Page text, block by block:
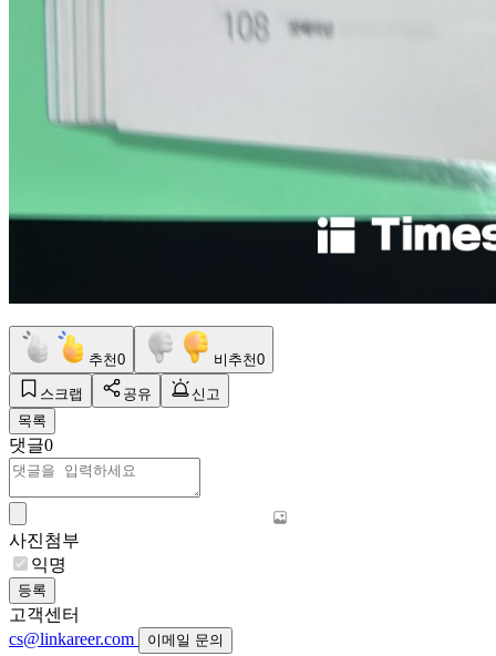
추천0 비추천0
스크랩 공유
신고
목록
댓글0
사진첨부
익명
등록
고객센터
cs@linkareer.com
이메일 문의